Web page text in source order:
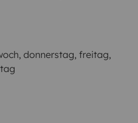
donnerstag, freitag,